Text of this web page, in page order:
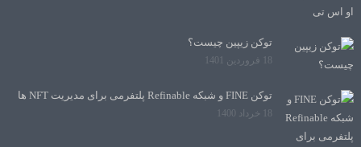
توکن زیپین چیست؟
توکن FINE و شبکه Refinable پلتفرمی برای مدیریت NFT ها